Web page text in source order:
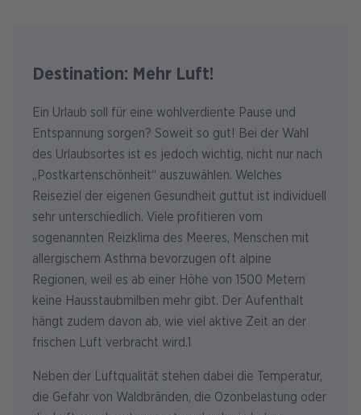
Destination: Mehr Luft!
Ein Urlaub soll für eine wohlverdiente Pause und
Entspannung sorgen? Soweit so gut! Bei der Wahl
des Urlaubsortes ist es jedoch wichtig, nicht nur nach
„Postkartenschönheit“ auszuwählen. Welches
Reiseziel der eigenen Gesundheit guttut ist individuell
sehr unterschiedlich. Viele profitieren vom
sogenannten Reizklima des Meeres, Menschen mit
allergischem Asthma bevorzugen oft alpine
Regionen, weil es ab einer Höhe von 1500 Metern
keine Hausstaubmilben mehr gibt. Der Aufenthalt
hängt zudem davon ab, wie viel aktive Zeit an der
frischen Luft verbracht wird.1
Neben der Luftqualität stehen dabei die Temperatur,
die Gefahr von Waldbränden, die Ozonbelastung oder